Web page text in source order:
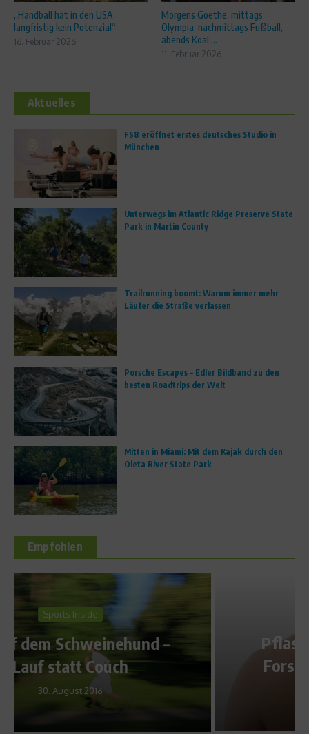
„Handball hat in den USA
langfristig kein Potenzial“
16. Februar 2026
Morgens Goethe, mittags
Olympia, nachmittags Fußball,
abends Koal ...
11. Februar 2026
Aktuelles
FS8 eröffnet erstes deutsches Studio in
München
Unterwegs im Atlantic Ridge Preserve State
Park in Martin County
Trailrunning boomt: Warum immer mehr
Läufer die Straße verlassen
Porsche Escapes – Edler Bildband zu den
besten Roadtrips der Welt
Mitten in Miami: Mit dem Kajak durch den
Oleta River State Park
Empfohlen
Ratgeber Gesundheit
Pflaster ohne Kleber – US-
Forscher experimentieren